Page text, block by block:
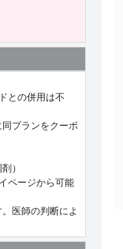
との併用は不
同プランをクーポ
）
ページから可能
医師の判断によ